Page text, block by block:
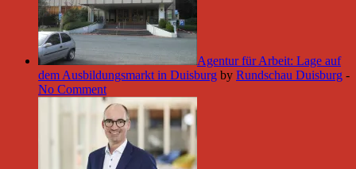
Agentur für Arbeit: Lage auf
dem Ausbildungsmarkt in Duisburg by Rundschau Duisburg -
No Comment